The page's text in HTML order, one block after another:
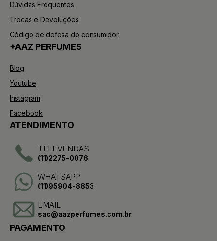
Dúvidas Frequentes
Trocas e Devoluções
Código de defesa do consumidor
+AAZ PERFUMES
Blog
Youtube
Instagram
Facebook
ATENDIMENTO
TELEVENDAS
(11)2275-0076
WHATSAPP
(11)95904-8853
EMAIL
sac@aazperfumes.com.br
PAGAMENTO